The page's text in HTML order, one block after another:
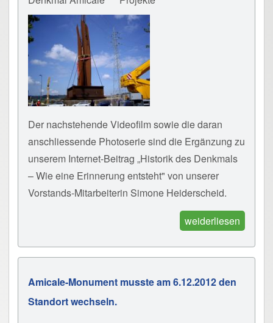
Der nachstehende Videofilm sowie die daran
anschliessende Photoserie sind die Ergänzung zu
unserem Internet-Beitrag „Historik des Denkmals
– Wie eine Erinnerung entsteht" von unserer
Vorstands-Mitarbeiterin Simone Heiderscheid.
weiderliesen
Amicale-Monument musste am 6.12.2012 den
Standort wechseln.